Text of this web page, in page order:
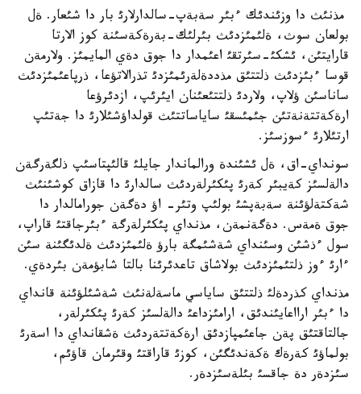
مذنئث دا وزئندئك ءبئر سةبةپ-سالدارلارئ بار دا شئعار. ةل
بولعان سوث، ةلئمئزدئث بئرلئك-بةرةكةسئنة كوز الارتا
قارايتئن، ئشكئ-سئرتقئ اعئمدار دا جوق دةي المايمئز. ولارمةن
قوسا ءبئزدئث ذلتتئق مذددةلةرئمئزدئ تذرالاتؤعا، ذرپاعئمئزدئث
ساناسئن ؤلاپ، ولاردئ ذلتتئعئنان ايئرئپ، ازدئرؤعا
ارةكةتتةنةتئن جئمئسقئ ساياساتتئث قولداؤشئلارئ دا جةتئپ
ارتئلارئ ءسوزسئز.
سونداي-اق، ةل ئشئندة ورالماندار جايلئ قالئپتاسئپ ذلگةرگةن
دالةلسئز كةيبئر كةرئ پئكئرلةردئث سالدارئ دا قازاق كوشئنئث
شةكتةلؤئنة سةبةپشئ بولئپ وتئر- اؤ دةگةن جورامالدار دا
جوق ةمةس. دةگةنمةن، مذنداي پئكئرلةرگة ءبئرجاقتئ قاراپ،
سول ءذشئن وسئنداي شةشئمگة بارؤ ةلئمئزدئث ةلدئگئنة سئن
ءارئ ءوز ذلتئمئزدئث بولاشاق تاعدئرئنا بالتا شابؤمةن بئردةي.
مذنداي كذردةلئ ذلتتئق ساياسي ماسةلةنئث شةشئلؤئنة قانداي
دا ءبئر ارااعايئندئق، ارامئزداعئ دالةلسئز كةرئ پئكئرلةر،
جالتاقتئق پةن جاعئمپازدئق ارةكةتتةردئث ةشقانداي دا اسةرئ
بولماؤئ كةرةك ةكةندئگئن، كوزئ قاراقتئ وقئرمان قاؤئم،
سئزدةر دة جاقسئ بئلةسئزدةر.